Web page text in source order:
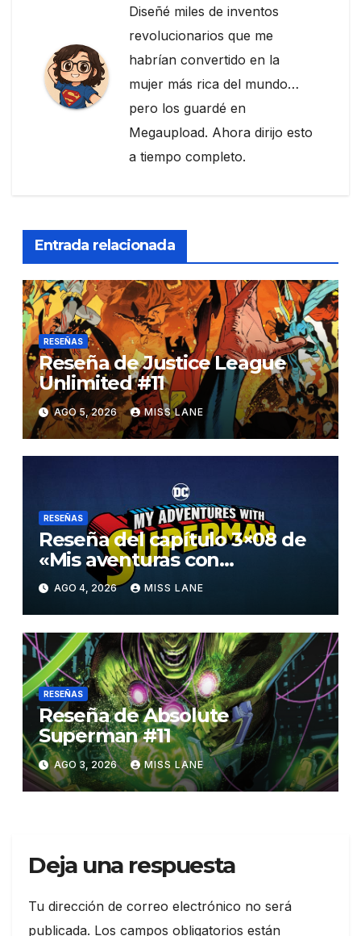
Diseñé miles de inventos
revolucionarios que me
habrían convertido en la
mujer más rica del mundo…
pero los guardé en
Megaupload. Ahora dirijo esto
a tiempo completo.
Entrada relacionada
RESEÑAS
Reseña de Justice League
Unlimited #11
AGO 5, 2026 MISS LANE
RESEÑAS
Reseña del capítulo 3×08 de
«Mis aventuras con
Superman»
AGO 4, 2026 MISS LANE
RESEÑAS
Reseña de Absolute
Superman #11
AGO 3, 2026 MISS LANE
Deja una respuesta
Tu dirección de correo electrónico no será
publicada. Los campos obligatorios están